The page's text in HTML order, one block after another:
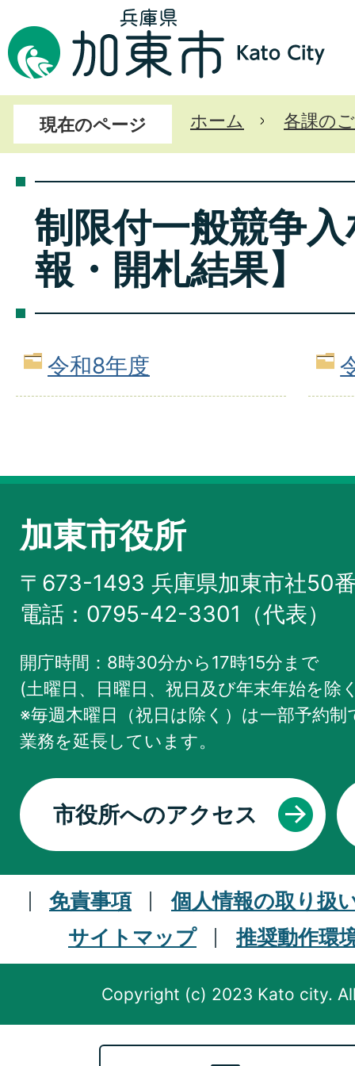
現在のページ ホーム 各課の
制限付一般競争
報・開札結果】
令和8年度
加東市役所
〒673-1493 兵庫県加東市社50
電話：0795-42-3301（代表）
開庁時間：8時30分から17時15分まで
(土曜日、日曜日、祝日及び年末年始を除
※毎週木曜日（祝日は除く）は一部予約
業務を延長しています。
市役所へのアクセス
免責事項
個人情報の取り扱
サイトマップ
推奨動作環
Copyright (c) 2023 Kato city.